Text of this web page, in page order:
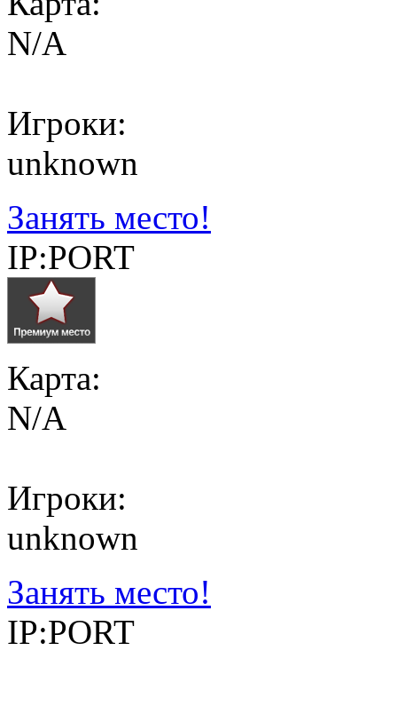
N/A
Игроки:
unknown
Занять место!
IP:PORT
Карта:
N/A
Игроки:
unknown
Занять место!
IP:PORT